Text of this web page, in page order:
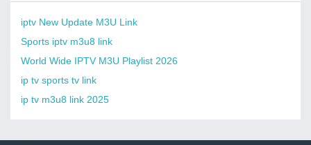
iptv New Update M3U Link
Sports iptv m3u8 link
World Wide IPTV M3U Playlist 2026
ip tv sports tv link
ip tv m3u8 link 2025